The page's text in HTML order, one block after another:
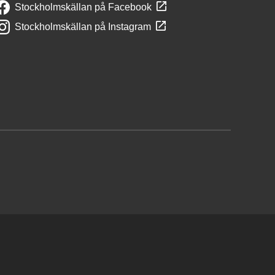
Stockholmskällan på Facebook
Stockholmskällan på Instagram